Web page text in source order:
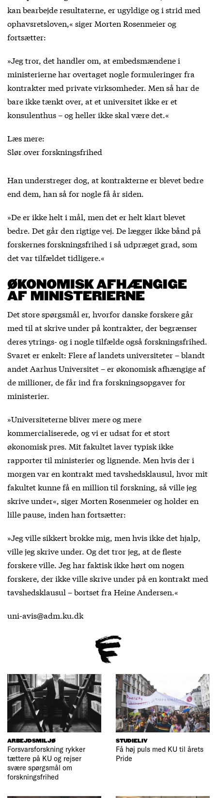
kan bearbejde resultaterne, er ugyldige og i strid med
ophavsretsloven,« siger Morten Rosenmeier og
fortsætter:
»Jeg tror, det handler om, at embedsmændene i
ministerierne har overtaget nogle formuleringer fra
kontrakter med private virksomheder. Men så har de
bare ikke tænkt over, at et universitet ikke er et
konsulenthus – og heller ikke skal være det.«
Læs mere:
Slør over forskningsfrihed
Han understreger dog, at kontrakterne er blevet bedre
end dem, han så for nogle få år siden.
»De er ikke helt i mål, men det er helt klart blevet
bedre. Det går den rigtige vej. De lægger ikke bånd på
forskernes forskningsfrihed i så udpræget grad, som
det var tilfældet tidligere.«
ØKONOMISK AFHÆNGIGE
AF MINISTERIERNE
Det store spørgsmål er, hvorfor danske forskere går
med til at skrive under på kontrakter, der begrænser
deres ytrings- og i nogle tilfælde også forskningsfrihed.
Svaret er enkelt: Flere af landets universiteter – blandt
andet Aarhus Universitet – er økonomisk afhængige af
de millioner, de får ind fra forskningsopgaver for
ministerier.
»Universiteterne bliver mere og mere
kommercialiserede, og vi er udsat for et stort
økonomisk pres. Mit fakultet laver typisk ikke
rapporter til ministerier og lignende. Men hvis der i
morgen var en kontrakt med tavshedsklausul, hvor mit
fakultet kunne få en million til forskning, så ville jeg
skrive under«, siger Morten Rosenmeier og holder en
lille pause, inden han fortsætter:
»Jeg ville sikkert brokke mig, men hvis ikke det hjalp,
ville jeg skrive under. Og det tror jeg, at de fleste
forskere ville. Jeg har faktisk ikke hørt om nogen
forskere, der ikke ville skrive under på en kontrakt med
tavshedsklausul – bortset fra Heine Andersen.«
uni-avis@adm.ku.dk
ARBEJDSMILJØ
Forsvarsforskning rykker
tættere på KU og rejser
svære spørgsmål om
forskningsfrihed
STUDIELIV
Få høj puls med KU til årets
Pride